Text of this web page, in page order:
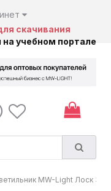
скачивания
на учебном портале
MW-Light Лоск